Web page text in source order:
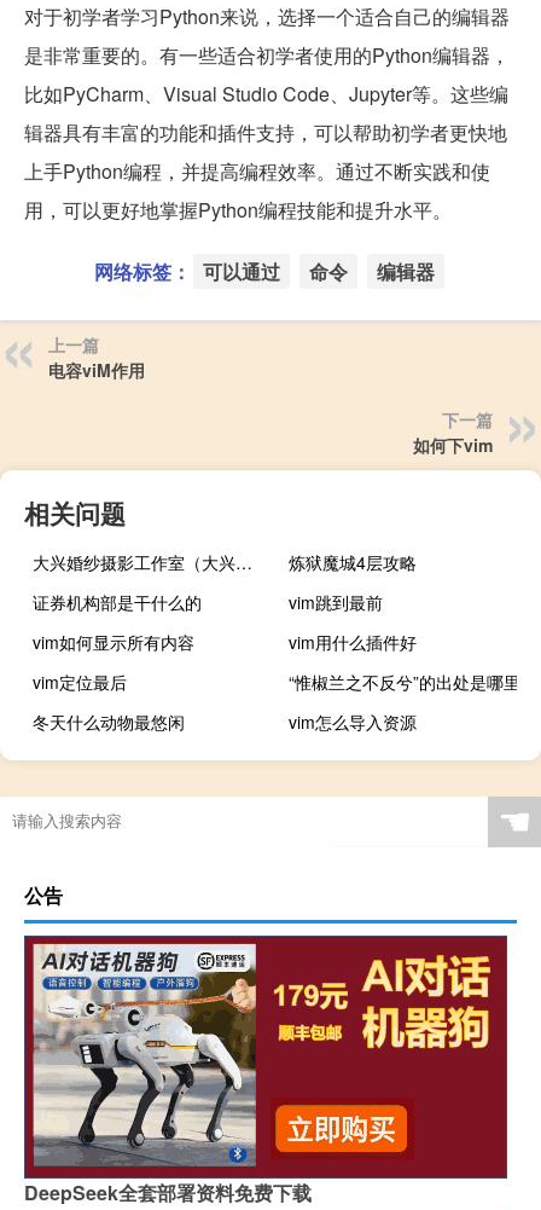
对于初学者学习Python来说，选择一个适合自己的编辑器
是非常重要的。有一些适合初学者使用的Python编辑器，
比如PyCharm、Visual Studio Code、Jupyter等。这些编
辑器具有丰富的功能和插件支持，可以帮助初学者更快地
上手Python编程，并提高编程效率。通过不断实践和使
用，可以更好地掌握Python编程技能和提升水平。
网络标签： 可以通过 命令 编辑器
上一篇
电容viM作用
下一篇
如何下vim
相关问题
大兴婚纱摄影工作室（大兴婚纱摄影）
炼狱魔城4层攻略
证券机构部是干什么的
vim跳到最前
vim如何显示所有内容
vim用什么插件好
vim定位最后
“惟椒兰之不反兮”的出处是哪里
冬天什么动物最悠闲
vim怎么导入资源
☚
公告
DeepSeek全套部署资料免费下载